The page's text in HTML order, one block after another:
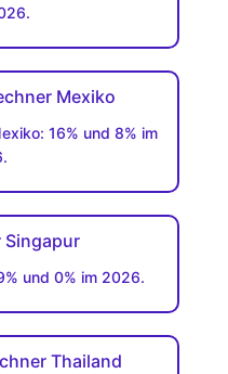
Mexiko
16% und 8% im
Singapur
und 0% im 2026.
Thailand